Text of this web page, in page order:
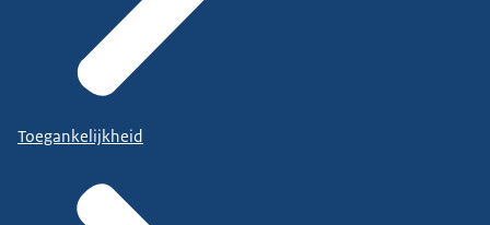
Toegankelijkheid